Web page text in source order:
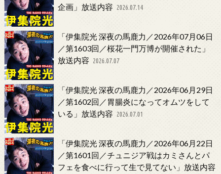
企画」放送内容 2026.07.14
「伊集院光 深夜の馬鹿力／2026年07月06日
／第1603回／桜花一門万博が開催された」
放送内容 2026.07.07
「伊集院光 深夜の馬鹿力／2026年06月29日
／第1602回／胃腸炎になってオムツをして
いる」放送内容 2026.07.01
「伊集院光 深夜の馬鹿力／2026年06月22日
／第1601回／チュニジア戦はカミさんとパ
フェを食べに行って生で見てない」放送内容